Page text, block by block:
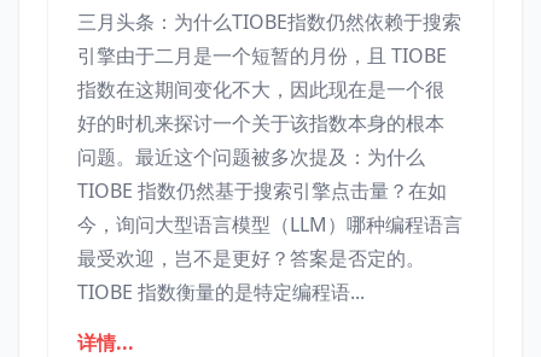
三月头条：为什么TIOBE指数仍然依赖于搜索
引擎由于二月是一个短暂的月份，且 TIOBE
指数在这期间变化不大，因此现在是一个很
好的时机来探讨一个关于该指数本身的根本
问题。最近这个问题被多次提及：为什么
TIOBE 指数仍然基于搜索引擎点击量？在如
今，询问大型语言模型（LLM）哪种编程语言
最受欢迎，岂不是更好？答案是否定的。
TIOBE 指数衡量的是特定编程语...
详情...